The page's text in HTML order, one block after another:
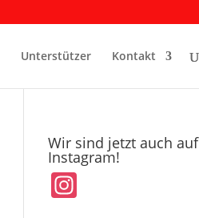
Unterstützer Kontakt
Wir sind jetzt auch auf
Instagram!
In